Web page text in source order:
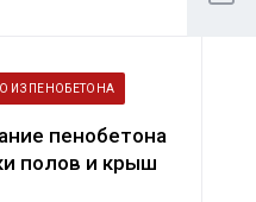
ИЗ ПЕНОБЕТОНА
пенобетона
полов и крыш